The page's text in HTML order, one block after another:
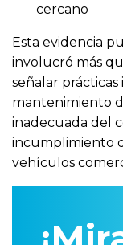
cercano
Esta evidencia
involucró más
señalar prácticas
mantenimiento
inadecuada del
incumplimiento
vehículos